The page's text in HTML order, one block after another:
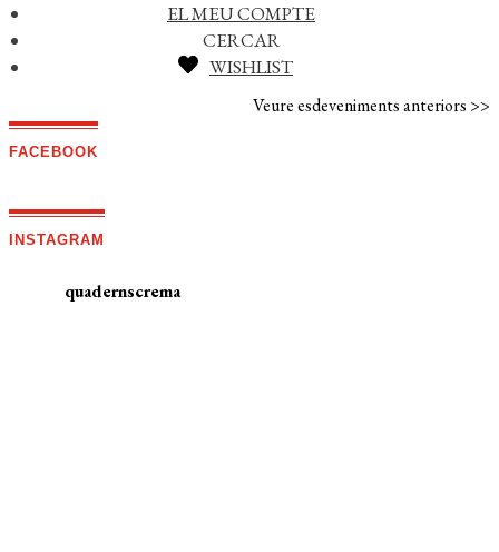
EL MEU COMPTE
CERCAR
WISHLIST
AGENDA
No s'han trobat esdeveniments
Veure esdeveniments anteriors >>
FACEBOOK
INSTAGRAM
quadernscrema